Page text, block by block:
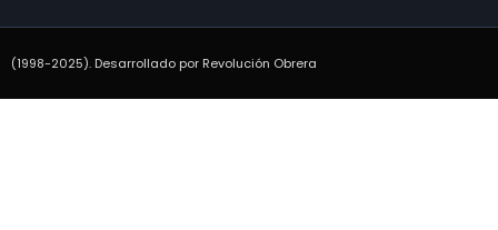
(1998-2025). Desarrollado por Revolución Obrera